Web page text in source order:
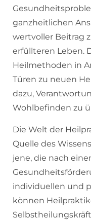
ganzheitlichen
wertvoller Beitrag
erfüllteren Leben.
Heilmethoden in
Türen zu neuen
dazu,
Wohlbefinden zu
Die Welt der
Quelle des
jene, die nach
individuellen und
können